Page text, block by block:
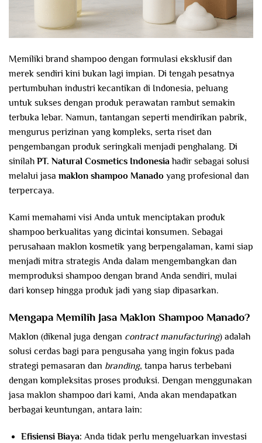
Memiliki brand shampoo dengan formulasi eksklusif dan
merek sendiri kini bukan lagi impian. Di tengah pesatnya
pertumbuhan industri kecantikan di Indonesia, peluang
untuk sukses dengan produk perawatan rambut semakin
terbuka lebar. Namun, tantangan seperti mendirikan pabrik,
mengurus perizinan yang kompleks, serta riset dan
pengembangan produk seringkali menjadi penghalang. Di
sinilah PT. Natural Cosmetics Indonesiahadir sebagai solusi
melalui jasa maklon shampoo Manado yang profesional dan
terpercaya.
Kami memahami visi Anda untuk menciptakan produk
shampoo berkualitas yang dicintai konsumen. Sebagai
perusahaan maklon kosmetik yang berpengalaman, kami siap
menjadi mitra strategis Anda dalam mengembangkan dan
memproduksi shampoo dengan brand Anda sendiri, mulai
dari konsep hingga produk jadi yang siap dipasarkan.
Mengapa Memilih Jasa Maklon Shampoo Manado?
Maklon (dikenal juga dengan contract manufacturing) adalah
solusi cerdas bagi para pengusaha yang ingin fokus pada
strategi pemasaran dan branding, tanpa harus terbebani
dengan kompleksitas proses produksi. Dengan menggunakan
jasa maklon shampoo dari kami, Anda akan mendapatkan
berbagai keuntungan, antara lain:
Efisiensi Biaya: Anda tidak perlu mengeluarkan investasi